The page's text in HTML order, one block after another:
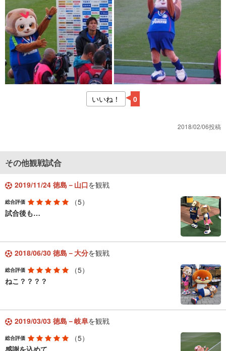
いいね！ 0
2018/02/06投稿
その他観戦試合
2019/11/24 徳島－山口を観戦
総合評価
（5）
試合後も…
2018/06/30 徳島－大分を観戦
総合評価
（5）
ねこ？？？？
2019/03/03 徳島－岐阜を観戦
総合評価
（5）
感謝を込めて